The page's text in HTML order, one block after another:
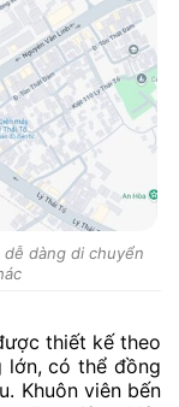
dàng di chuyển
thiết kế theo
lớn, có thể đồng
Khuôn viên bến